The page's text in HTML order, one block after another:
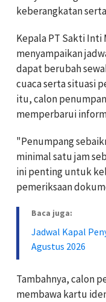
keberangkatan
Kepala PT Sakti Inti
menyampaikan
dapat berubah
cuaca serta situasi
itu, calon
memperbarui
"Penumpang
minimal satu jam
ini penting untuk
pemeriksaan
Baca juga:
Jadwal Kapal
Agustus 2026
Tambahnya, calon
membawa kartu